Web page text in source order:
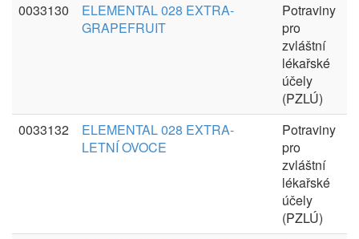
0033130
ELEMENTAL 028 EXTRA-
GRAPEFRUIT
Potraviny
pro
zvláštní
lékařské
účely
(PZLÚ)
0033132
ELEMENTAL 028 EXTRA-
LETNÍ OVOCE
Potraviny
pro
zvláštní
lékařské
účely
(PZLÚ)